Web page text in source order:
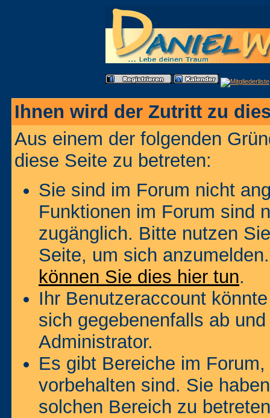
Ihnen wird der Zutritt zu
Aus einem der folgenden
diese Seite zu betreten:
Sie sind im Forum nicht
Funktionen im Forum sind
zugänglich. Bitte nutzen
Seite, um sich
können Sie dies hier tun.
Ihr Benutzeraccount
sich gegebenenfalls ab
Administrator.
Es gibt Bereiche im
vorbehalten sind. Sie
solchen Bereich zu